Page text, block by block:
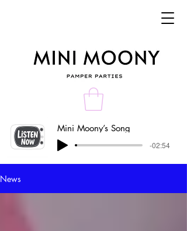
Mini Moony’s Song
-02:54
News